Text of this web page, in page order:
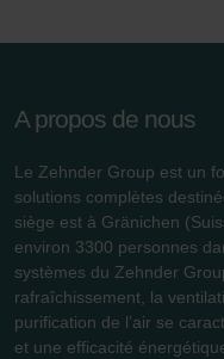
A propos de nous
Le Zehnder Group est un
solutions complètes
siège est à Gränichen
environ 3300 personnes
systèmes du Zehnder
rafraîchissement, la
purification de l’air se
et une efficacité